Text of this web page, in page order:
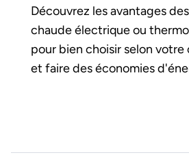
Découvrez les avantages
chaude électrique ou
pour bien choisir selon votre
et faire des économies